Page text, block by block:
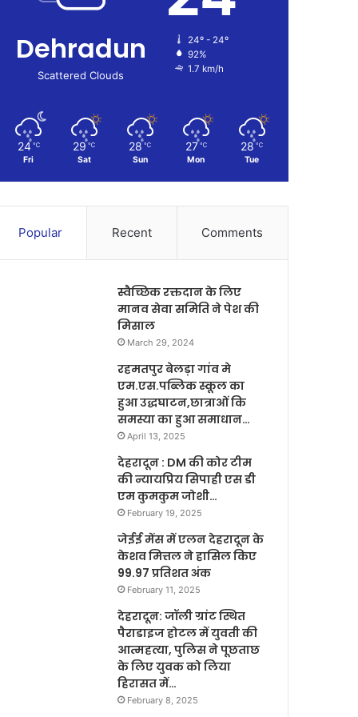
Dehradun
Scattered Clouds
24º - 24º
92%
1.7 km/h
24 ℃
Fri
29 ℃
Sat
28 ℃
Sun
27 ℃
Mon
28 ℃
Tue
Popular Recent Comments
स्वैच्छिक रक्तदान के लिए
मानव सेवा समिति ने पेश की
मिसाल
March 29, 2024
रहमतपुर बेलड़ा गांव मे
एम.एस.पब्लिक स्कूल का
हुआ उद्धघाटन,छात्राओं कि
समस्या का हुआ समाधान…
April 13, 2025
देहरादून : DM की कोर टीम
की न्यायप्रिय सिपाही एस डी
एम कुमकुम जोशी…
February 19, 2025
जेईई मेंस में एलन देहरादून के
केशव मित्तल ने हासिल किए
99.97 प्रतिशत अंक
February 11, 2025
देहरादून: जॉली ग्रांट स्थित
पैराडाइज होटल में युवती की
आत्महत्या, पुलिस ने पूछताछ
के लिए युवक को लिया
हिरासत में…
February 8, 2025